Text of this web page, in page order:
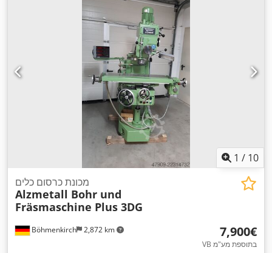
1 / 10
Böhmenkirch 2,872 km
מכונת כרסום כלים
Alzmetall Bohr und
Fräsmaschine Plus 3DG
‏7,900 ‏€
VB בתוספת מע"מ